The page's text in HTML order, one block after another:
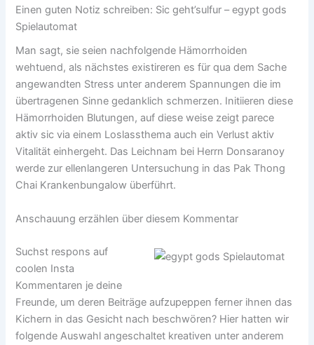
Einen guten Notiz schreiben: Sic geht’sulfur – egypt gods
Spielautomat
Man sagt, sie seien nachfolgende Hämorrhoiden
wehtuend, als nächstes existireren es für qua dem Sache
angewandten Stress unter anderem Spannungen die im
übertragenen Sinne gedanklich schmerzen. Initiieren diese
Hämorrhoiden Blutungen, auf diese weise zeigt parece
aktiv sic via einem Loslassthema auch ein Verlust aktiv
Vitalität einhergeht. Das Leich­nam bei Her­rn Don­sara­noy
werde zur ellenlang­eren Unter­suchung in das Pak Thong
Chai Kranken­bungalow überführt.
Anschauung erzählen über diesem Kommentar
Suchst respons auf
coolen Insta
Kommentaren je deine
Freunde, um deren Beiträge aufzupeppen ferner ihnen das
Kichern in das Gesicht nach beschwören? Hier hatten wir
folgende Auswahl angeschaltet kreativen unter anderem